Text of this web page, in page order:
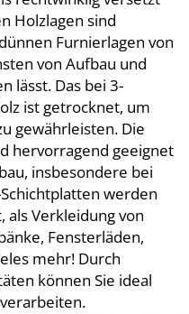
Holzlagen sind
Furnierlagen von
von Aufbau und
lässt. Das bei 3-
ist getrocknet, um
gewährleisten. Die
hervorragend geeignet
insbesondere bei
werden
Verkleidung von
Fensterläden,
mehr! Durch
können Sie ideal